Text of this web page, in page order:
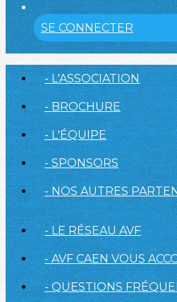
SE CONNECTER
- L'ASSOCIATION
- BROCHURE
- L'ÉQUIPE
- SPONSORS
- NOS AUTRES
- LE RÉSEAU AVF
- AVF CAEN VOUS
- QUESTIONS